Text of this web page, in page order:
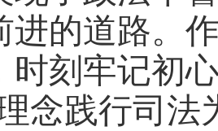
进的道路。
时刻牢记初
念践行司